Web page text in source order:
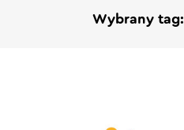
Wybrany tag: